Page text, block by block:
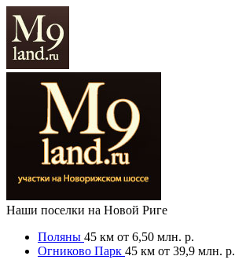
Наши поселки на Новой Риге
Поляны 45 км от 6,50 млн. р.
Огниково Парк 45 км от 39,9 млн. р.